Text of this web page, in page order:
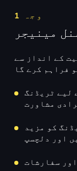
وجہ 1
مینیجر
کے انداز سے
لیے ٹریڈنگ
مشاورت
کو مزید
سفارشات